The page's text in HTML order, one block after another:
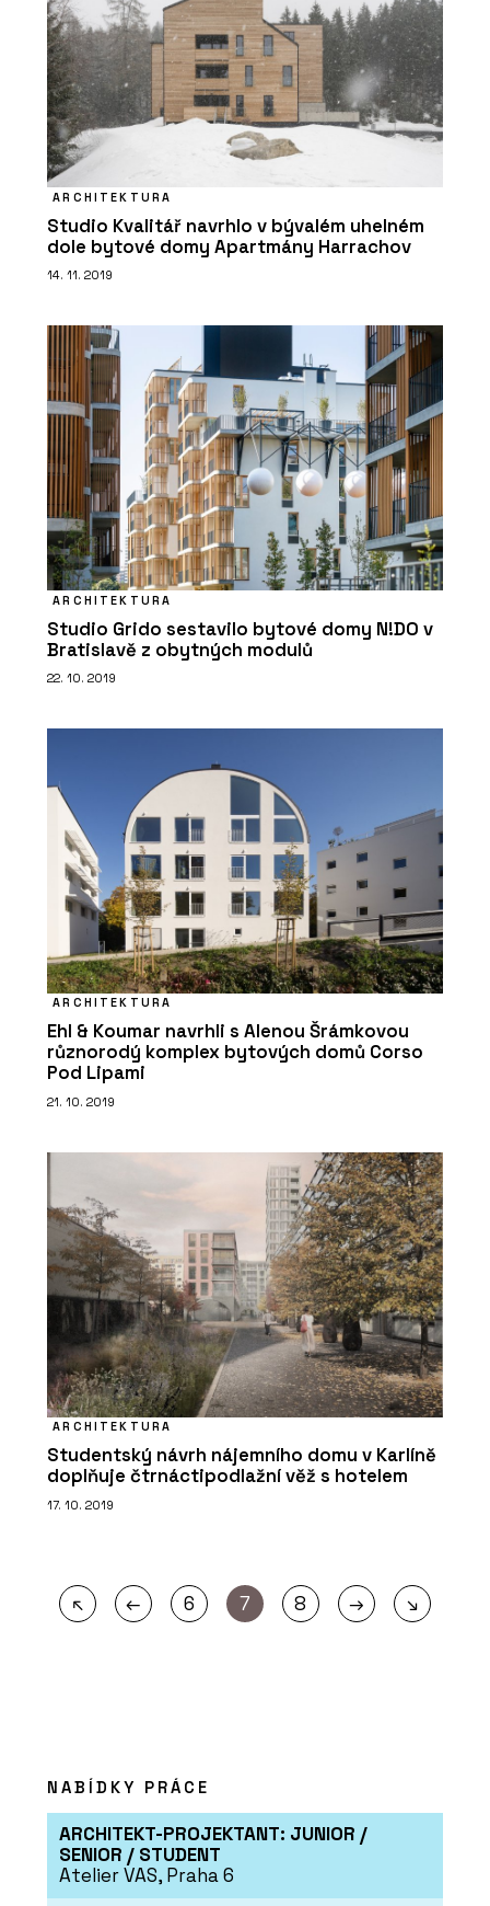
ARCHITEKTURA
Studio Kvalitář navrhlo v bývalém uhelném
dole bytové domy Apartmány Harrachov
14. 11. 2019
ARCHITEKTURA
Studio Grido sestavilo bytové domy N!DO v
Bratislavě z obytných modulů
22. 10. 2019
ARCHITEKTURA
Ehl & Koumar navrhli s Alenou Šrámkovou
různorodý komplex bytových domů Corso
Pod Lipami
21. 10. 2019
ARCHITEKTURA
Studentský návrh nájemního domu v Karlíně
doplňuje čtrnáctipodlažní věž s hotelem
17. 10. 2019
↖ ← 6 7 8 → ↘
NABÍDKY PRÁCE
ARCHITEKT-PROJEKTANT: JUNIOR /
SENIOR / STUDENT
Atelier VAS, Praha 6